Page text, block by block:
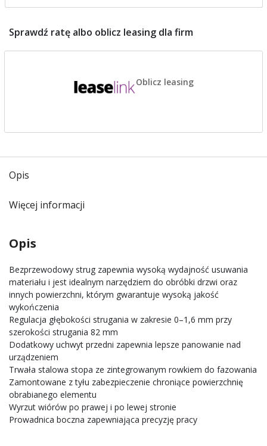
Sprawdź ratę albo oblicz leasing dla firm
Oblicz leasing
Opis
Więcej informacji
Opis
Bezprzewodowy strug zapewnia wysoką wydajność usuwania
materiału i jest idealnym narzędziem do obróbki drzwi oraz
innych powierzchni, którym gwarantuje wysoką jakość
wykończenia
Regulacja głębokości strugania w zakresie 0–1,6 mm przy
szerokości strugania 82 mm
Dodatkowy uchwyt przedni zapewnia lepsze panowanie nad
urządzeniem
Trwała stalowa stopa ze zintegrowanym rowkiem do fazowania
Zamontowane z tyłu zabezpieczenie chroniące powierzchnię
obrabianego elementu
Wyrzut wiórów po prawej i po lewej stronie
Prowadnica boczna zapewniająca precyzję pracy